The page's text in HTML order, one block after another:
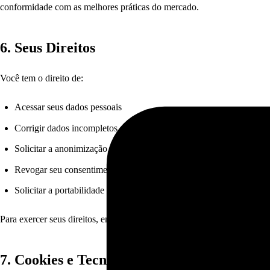
conformidade com as melhores práticas do mercado.
6. Seus Direitos
Você tem o direito de:
Acessar seus dados pessoais
Corrigir dados incompletos, inexatos ou desatualizados
Solicitar a anonimização, bloqueio ou eliminação de dados
Revogar seu consentimento a qualquer momento
Solicitar a portabilidade dos dados a outro fornecedor de serviço ou
Para exercer seus direitos, entre em contato conosco através do e-mail:
7. Cookies e Tecnologias de Rastreamento